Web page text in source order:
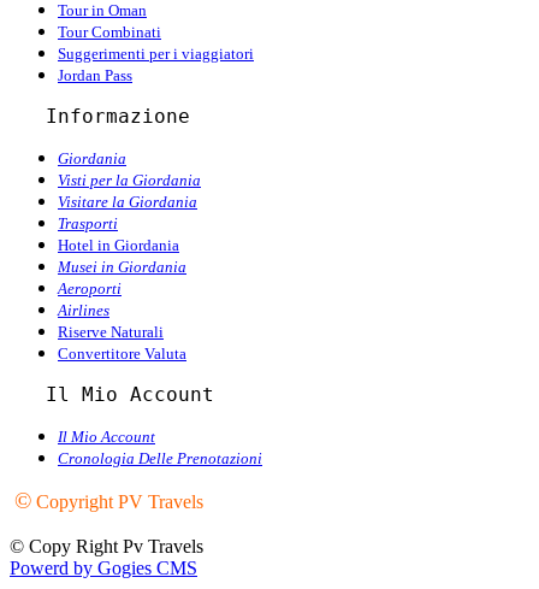
Tour in Oman
Tour Combinati
Suggerimenti per i viaggiatori
Jordan Pass
Informazione
Giordania
Visti per la Giordania
Visitare la Giordania
Trasporti
Hotel in Giordania
Musei in Giordania
Aeroporti
Airlines
Riserve Naturali
Convertitore Valuta
Il Mio Account
Il Mio Account
Cronologia Delle Prenotazioni
© Copyright PV Travels
© Copy Right Pv Travels
Powerd by Gogies CMS